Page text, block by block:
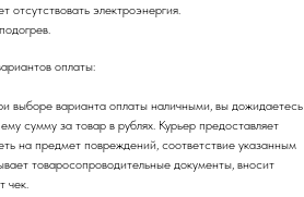
отсутствовать электроэнергия.
оплаты:
варианта оплаты наличными, вы дожидаетесь
сумму за товар в рублях. Курьер предоставляет
на предмет повреждений, соответствие указанным
товаросопроводительные документы, вносит
чек.